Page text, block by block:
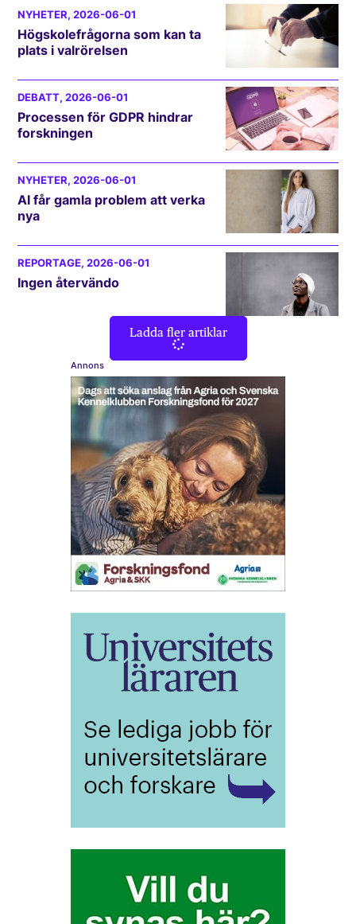
NYHETER, 2026-06-01
Högskolefrågorna som kan ta
plats i valrörelsen
DEBATT, 2026-06-01
Processen för GDPR hindrar
forskningen
NYHETER, 2026-06-01
AI får gamla problem att verka
nya
REPORTAGE, 2026-06-01
Ingen återvändo
Ladda fler artiklar
Annons